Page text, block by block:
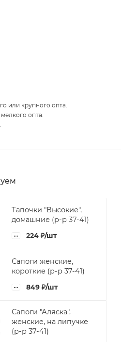
или крупного опта.
опта.
Тапочки "Высокие",
домашние (р-р 37-41)
224 ₽/шт
Сапоги женские,
короткие (р-р 37-41)
849 ₽/шт
Сапоги "Аляска",
женские, на липучке
(р-р 37-41)